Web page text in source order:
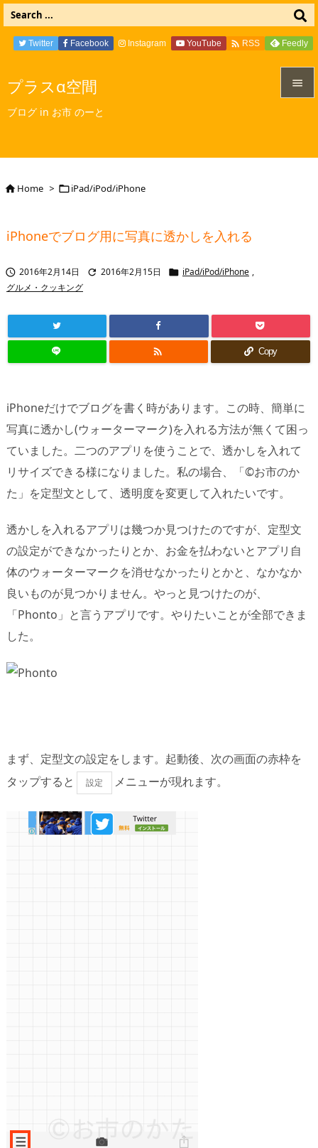
プラスα空間
ブログ in お市 のーと

Twitter Facebook Instagram YouTube  RSS Feedly
Home > iPad/iPod/iPhone
iPhoneでブログ用に写真に透かしを入れる
 2016年2月14日  2016年2月15日  iPad/iPod/iPhone ,
グルメ・クッキング
 Copy
iPhoneだけでブログを書く時があります。この時、簡単に
写真に透かし(ウォーターマーク)を入れる方法が無くて困っ
ていました。二つのアプリを使うことで、透かしを入れて
リサイズできる様になりました。私の場合、「©お市のか
た」を定型文として、透明度を変更して入れたいです。
透かしを入れるアプリは幾つか見つけたのですが、定型文
の設定ができなかったりとか、お金を払わないとアプリ自
体のウォーターマークを消せなかったりとかと、なかなか
良いものが見つかりません。やっと見つけたのが、
「Phonto」と言うアプリです。やりたいことが全部できま
した。
まず、定型文の設定をします。起動後、次の画面の赤枠を
タップすると
設定 メニューが現れます。